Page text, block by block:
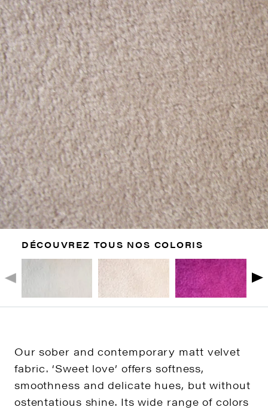
DÉCOUVREZ TOUS NOS COLORIS
Our sober and contemporary matt velvet
fabric. ‘Sweet love’ offers softness,
smoothness and delicate hues, but without
ostentatious shine. Its wide range of colors